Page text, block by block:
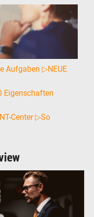
Aufgaben ▷NEUE
Eigenschaften
Center ▷So